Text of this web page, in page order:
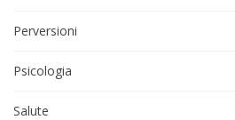
Perversioni
Psicologia
Salute